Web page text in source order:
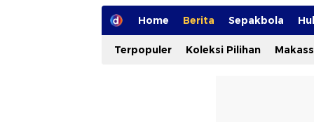
Home Berita Sepakbola
Terpopuler Koleksi Pilihan